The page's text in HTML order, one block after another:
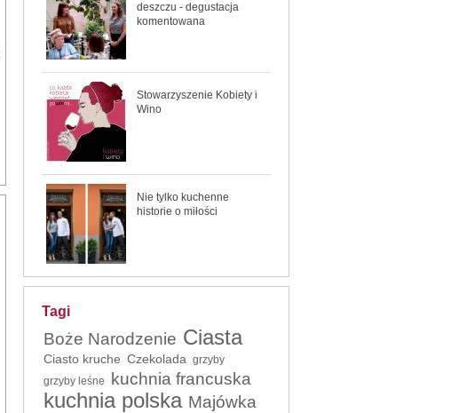
deszczu - degustacja
komentowana
Stowarzyszenie Kobiety i
Wino
Nie tylko kuchenne
historie o miłości
Tagi
Boże Narodzenie Ciasta
Ciasto kruche Czekolada grzyby
grzyby leśne
kuchnia francuska
kuchnia polska Majówka